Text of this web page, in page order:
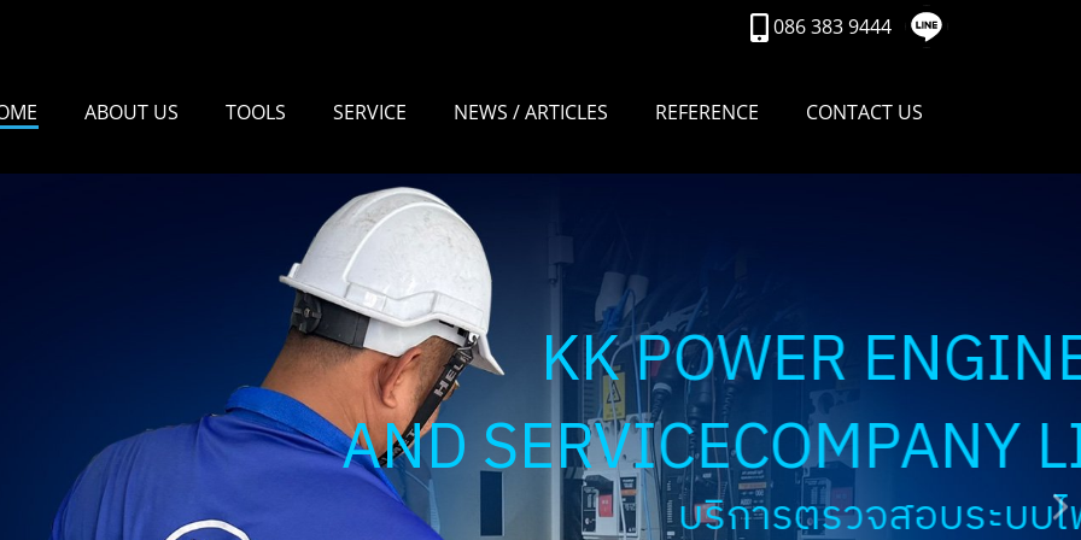
086 383 9444
ABOUT US TOOLS SERVICE NEWS / ARTICLES REFERENCE CONTACT US
KK POWER ENGINEERING
AND SERVICECOMPANY LIMITED
บริการตรวจสอบระบบไฟฟ้าประจำปี